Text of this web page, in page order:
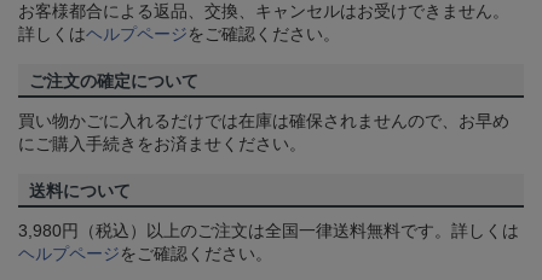
お客様都合による返品、交換、キャンセルはお受けできません。
詳しくはヘルプページをご確認ください。
ご注文の確定について
買い物かごに入れるだけでは在庫は確保されませんので、お早め
にご購入手続きをお済ませください。
送料について
3,980円（税込）以上のご注文は全国一律送料無料です。詳しくは
ヘルプページをご確認ください。